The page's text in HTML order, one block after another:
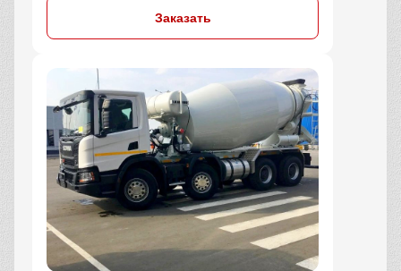
Заказать